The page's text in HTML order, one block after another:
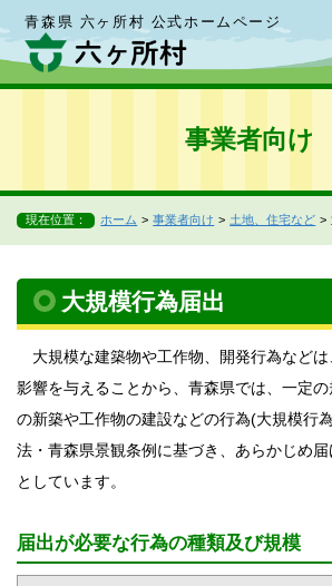
青森県 六ヶ所村 公式ホームページ
事業者向け
現在位置： ホーム 事業者向け 土地、住宅など
大規模行為届出
大規模な建築物や工作物、開発行為などは
影響を与えることから、青森県では、一定
の新築や工作物の建設などの行為(大規模行
法・青森県景観条例に基づき、あらかじめ
としています。
届出が必要な行為の種類及び規模